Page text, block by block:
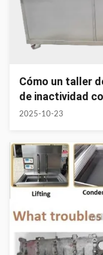
Cómo un taller
de inactividad
ultrasonidos
2025-10-23